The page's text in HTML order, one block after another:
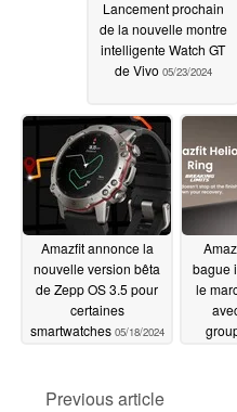
Lancement prochain
de la nouvelle montre
intelligente Watch GT
de Vivo 05/23/2024
Amazfit annonce la
nouvelle version bêta
de Zepp OS 3.5 pour
certaines
smartwatches 05/18/2024
bague
le
Previous article